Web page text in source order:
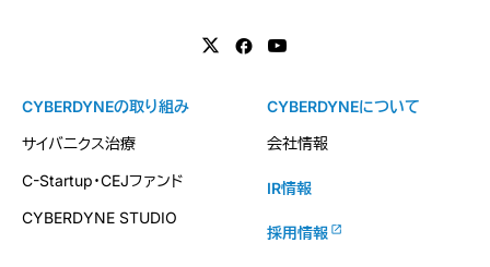
CYBERDYNEの取り組み
サイバニクス治療
C-Startup・CEJファンド
CYBERDYNE STUDIO
CYBERDYNEについて
会社情報
IR情報
採用情報